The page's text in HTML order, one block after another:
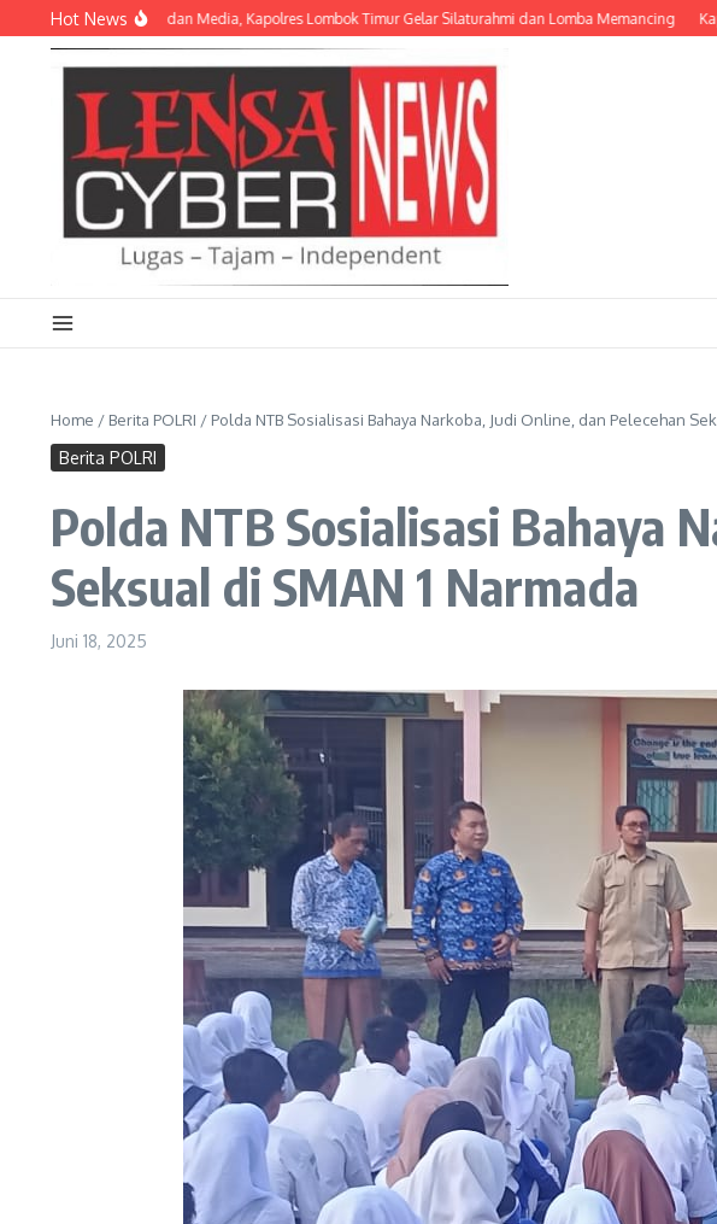
Lewati ke konten
Hot News
Kemitraan Polri dan Media, Kapolres Lombok Timur Gelar Silaturahmi dan Lomba Memancing
Home / Berita POLRI / Polda NTB Sosialisasi Bahaya Narkoba, Judi Online, dan Pelecehan
Berita POLRI
Polda NTB Sosialisasi Bahaya
Seksual di SMAN 1 Narmada
Juni 18, 2025